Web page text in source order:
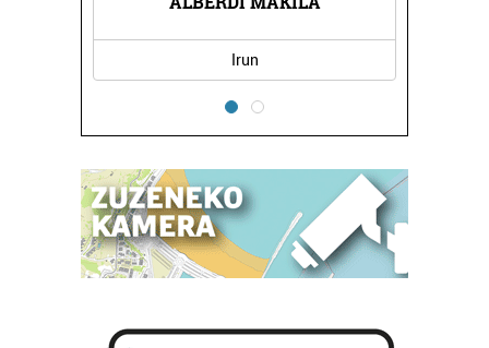
Irun